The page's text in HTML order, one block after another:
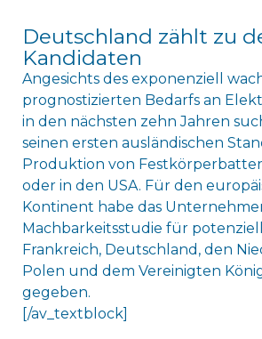
Deutschland zählt zu
Kandidaten
Angesichts des exponenziell
prognostizierten Bedarfs an
in den nächsten zehn Jahren
seinen ersten ausländischen
Produktion von
oder in den USA. Für den
Kontinent habe das
Machbarkeitsstudie für
Frankreich, Deutschland, den
Polen und dem Vereinigten
gegeben.
[/av_textblock]